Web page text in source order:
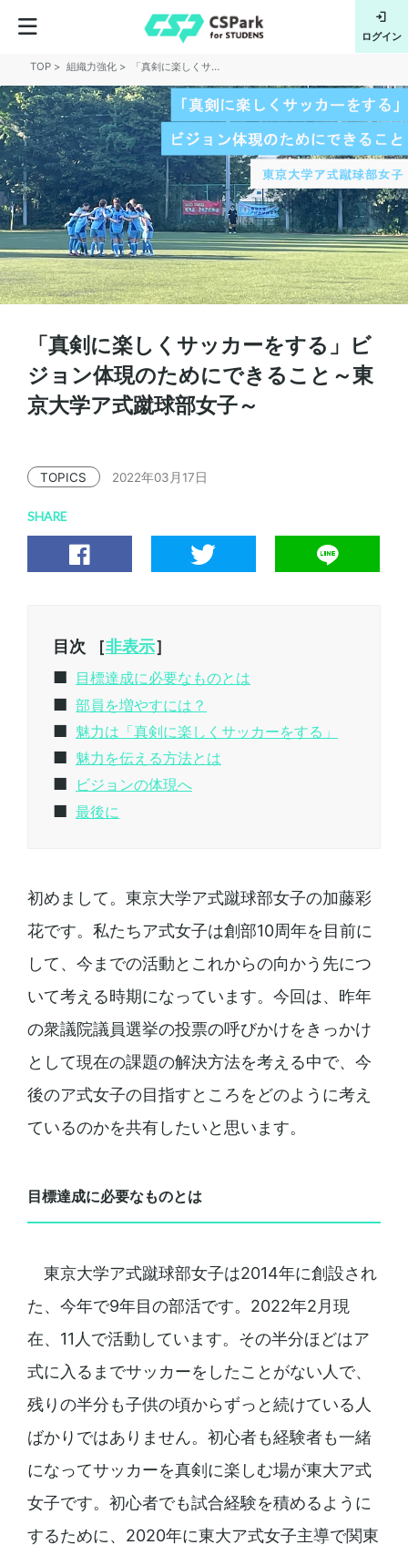
ログイン
TOP 組織力強化 「真剣に楽しくサッカーをする」ビジョン体現のためにできること～東京大学ア式蹴球部女子～
「真剣に楽しくサッカーをする」ビ
ジョン体現のためにできること～東
京大学ア式蹴球部女子～
TOPICS 2022年03月17日
SHARE
目次 ［非表示］
目標達成に必要なものとは
部員を増やすには？
魅力は「真剣に楽しくサッカーをする」
魅力を伝える方法とは
ビジョンの体現へ
最後に
初めまして。東京大学ア式蹴球部女子の加藤彩
花です。私たちア式女子は創部10周年を目前に
して、今までの活動とこれからの向かう先につ
いて考える時期になっています。今回は、昨年
の衆議院議員選挙の投票の呼びかけをきっかけ
として現在の課題の解決方法を考える中で、今
後のア式女子の目指すところをどのように考え
ているのかを共有したいと思います。
目標達成に必要なものとは
東京大学ア式蹴球部女子は2014年に創設され
た、今年で9年目の部活です。2022年2月現
在、11人で活動しています。その半分ほどはア
式に入るまでサッカーをしたことがない人で、
残りの半分も子供の頃からずっと続けている人
ばかりではありません。初心者も経験者も一緒
になってサッカーを真剣に楽しむ場が東大ア式
女子です。初心者でも試合経験を積めるように
するために、2020年に東大ア式女子主導で関東